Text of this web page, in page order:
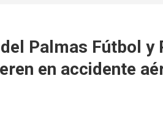
Palmas Fútbol y
en accidente